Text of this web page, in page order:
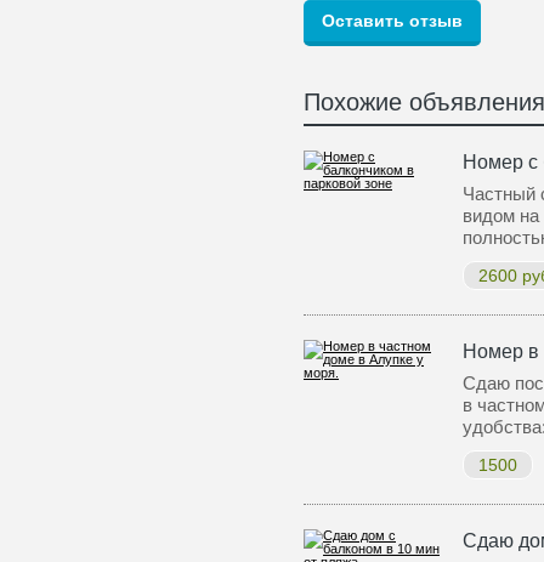
Похожие объявления
Номер с
Частный
видом на
2600
Номер в
Сдаю
в
1500
Сдаю